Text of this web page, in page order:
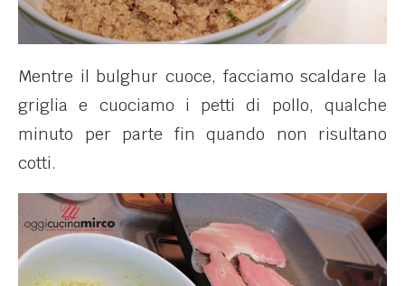
Mentre il bulghur cuoce, facciamo scaldare la
griglia e cuociamo i petti di pollo, qualche
minuto per parte fin quando non risultano
cotti.